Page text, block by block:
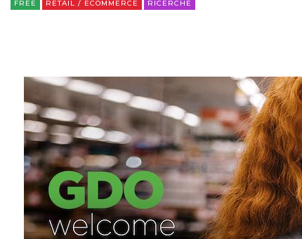
FREE RETAIL / ECOMMERCE RICERCHE